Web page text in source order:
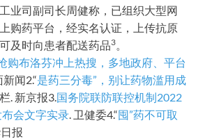
业司副司长周健称，已组织大型网
购药平台，经实名认证，上传抗原
及时向患者配送药品3。
购布洛芬冲上热搜，多地政府、平台
闻2.“是药三分毒”，别让药物滥用成
. 新京报3.国务院联防联控机制2022
会文字实录. 卫健委4.“囤”药不可取
报